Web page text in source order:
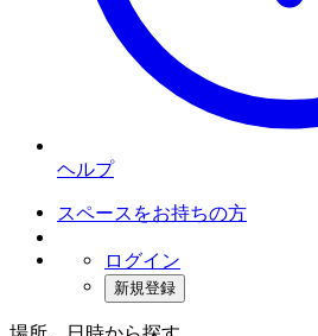
ヘルプ
スペースをお持ちの方
ログイン
新規登録